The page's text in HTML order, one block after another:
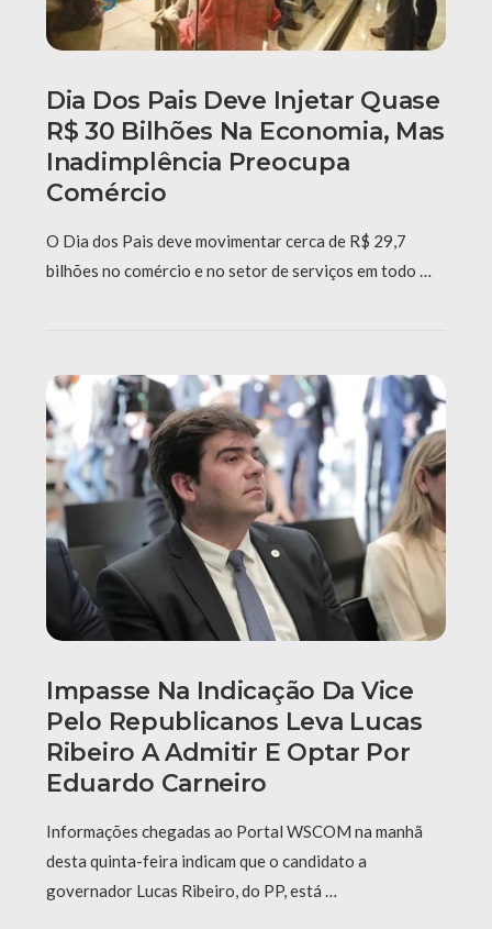
Dia Dos Pais Deve Injetar Quase
R$ 30 Bilhões Na Economia, Mas
Inadimplência Preocupa
Comércio
O Dia dos Pais deve movimentar cerca de R$ 29,7
bilhões no comércio e no setor de serviços em todo …
Impasse Na Indicação Da Vice
Pelo Republicanos Leva Lucas
Ribeiro A Admitir E Optar Por
Eduardo Carneiro
Informações chegadas ao Portal WSCOM na manhã
desta quinta-feira indicam que o candidato a
governador Lucas Ribeiro, do PP, está …